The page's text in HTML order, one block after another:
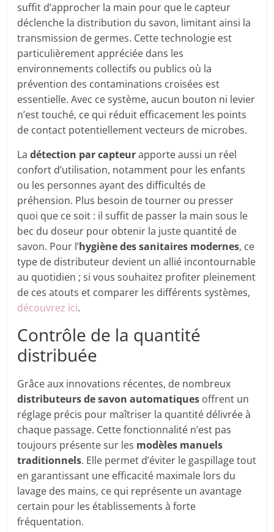
suffit d’approcher la main pour que le capteur
déclenche la distribution du savon, limitant ainsi la
transmission de germes. Cette technologie est
particulièrement appréciée dans les
environnements collectifs ou publics où la
prévention des contaminations croisées est
essentielle. Avec ce système, aucun bouton ni levier
n’est touché, ce qui réduit efficacement les points
de contact potentiellement vecteurs de microbes.
Ladétection par capteurapporte aussi un réel
confort d’utilisation, notamment pour les enfants
ou les personnes ayant des difficultés de
préhension. Plus besoin de tourner ou presser
quoi que ce soit : il suffit de passer la main sous le
bec du doseur pour obtenir la juste quantité de
savon. Pour l’hygiène des sanitaires modernes, ce
type de distributeur devient un allié incontournable
au quotidien ; si vous souhaitez profiter pleinement
de ces atouts et comparer les différents systèmes,
découvrez ici.
Contrôle de la quantité
distribuée
Grâce aux innovations récentes, de nombreux
distributeurs de savon automatiques offrent un
réglage précis pour maîtriser la quantité délivrée à
chaque passage. Cette fonctionnalité n’est pas
toujours présente sur les modèles manuels
traditionnels. Elle permet d’éviter le gaspillage tout
en garantissant une efficacité maximale lors du
lavage des mains, ce qui représente un avantage
certain pour les établissements à forte
fréquentation.